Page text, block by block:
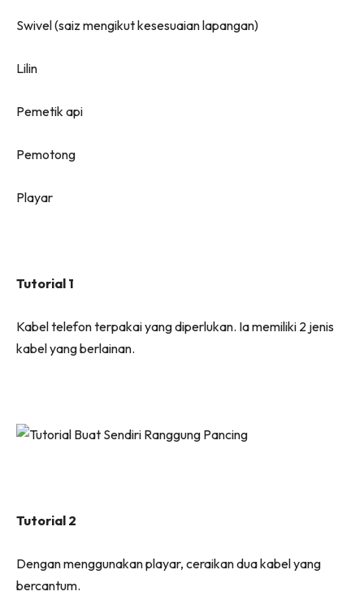
Swivel (saiz mengikut kesesuaian lapangan)
Lilin
Pemetik api
Pemotong
Playar
Tutorial 1
Kabel telefon terpakai yang diperlukan. Ia memiliki 2 jenis
kabel yang berlainan.
Tutorial 2
Dengan menggunakan playar, ceraikan dua kabel yang
bercantum.